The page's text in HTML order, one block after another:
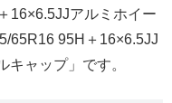
16×6.5JJアルミホイー
65R16 95H＋16×6.5JJ
キャップ」です。